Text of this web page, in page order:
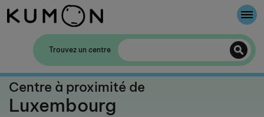
Trouvez un centre
Centre à proximité de
Luxembourg
Bienvenue chez Kumon
La Méthode Kumon
L'histoire de Kumon